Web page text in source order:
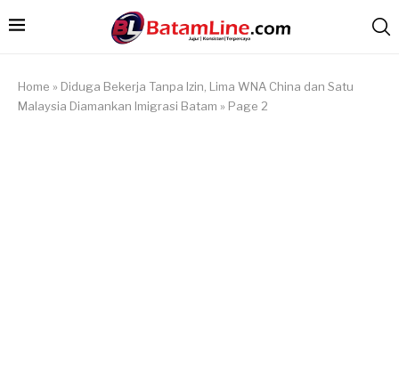
Home » Diduga Bekerja Tanpa Izin, Lima WNA China dan Satu
Malaysia Diamankan Imigrasi Batam » Page 2